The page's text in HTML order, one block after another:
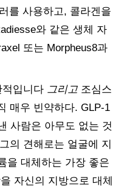
를 사용하고, 콜라겐을
와 같은 생체 자
또는 Morpheus8과
입니다 그리고 조심스
매우 빈약하다. GLP-1
사람은 아무도 없는 것
의 견해로는 얼굴에 지
을 대체하는 가장 좋은
자신의 지방으로 대체